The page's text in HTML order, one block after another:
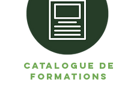
CATALOGUE DE
FORMATIONS